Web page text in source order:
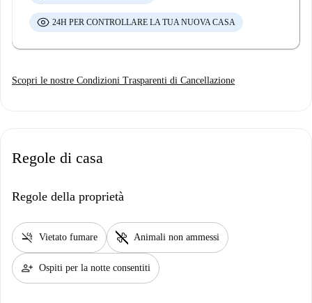
24H PER CONTROLLARE LA TUA NUOVA CASA
Scopri le nostre Condizioni Trasparenti di Cancellazione
Regole di casa
Regole della proprietà
smoke_free Vietato fumare pet_supplies Animali non ammessi
person_add Ospiti per la notte consentiti